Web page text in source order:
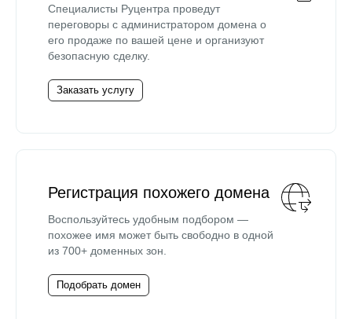
Специалисты Руцентра проведут
переговоры с администратором домена о
его продаже по вашей цене и организуют
безопасную сделку.
Заказать услугу
Регистрация похожего домена
Воспользуйтесь удобным подбором —
похожее имя может быть свободно в одной
из 700+ доменных зон.
Подобрать домен